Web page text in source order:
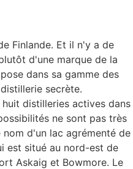
Finlande. Et il n'y a de
d'une marque de la
dans sa gamme des
secrète.
distilleries actives dans
ne sont pas très
nom d'un lac agrémenté de
est situé au nord-est de
Askaig et Bowmore. Le